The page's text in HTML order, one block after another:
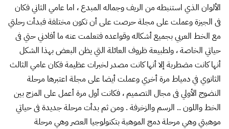
الألوان الذي استنبطه من الريف وجماله المبدع ، اما عامي الثاني فكان
فى الجيزة وعملت على مجلة حرصت على أن تكون مختلفة فبدأت رحلتي
مع الخط العربي بجميع أشكاله وقواعده فتعلمت عنه ما أفادني حتي فى
حياتي الخاصة ، ولطبيعة ظروف العائلة التي يظن البعض بهذا الشكل
أنها كانت مضطربة إلا أنها كانت مصدر لخبرات عظيمة فكان عامي الثالث
الثانوي في دمياط مرة أخري وعملت أيضا على مجلة اعتبرها مرحلة
النضوج الأولي فى مجال التصميم ، فكانت أول مرة أعمل على المزج بين
الخط واللون .. الرسم والزخرفة . ومن ثم بدأت مرحلة جديدة فى حياتي
موهبتي وهي مرحلة دمج الموهبة بتكنولوجيا العصر وهي مرحلة